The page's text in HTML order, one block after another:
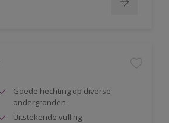
Goede hechting op diverse
ondergronden
Uitstekende vulling